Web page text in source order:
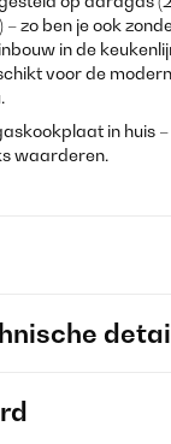
zo ben je ook
in de
voor de
in huis
waarderen.